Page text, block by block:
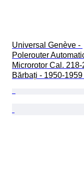
Universal Genève -
Polerouter
Microrotor Cal. 218-
Bărbați - 1950-1959